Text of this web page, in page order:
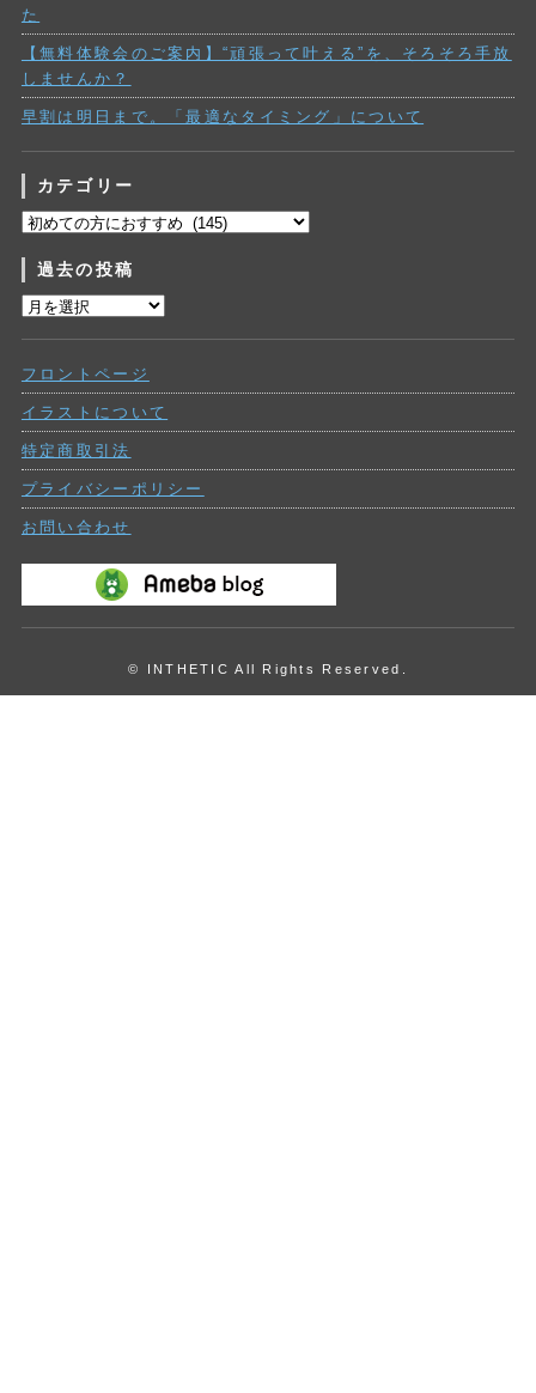
た
【無料体験会のご案内】“頑張って叶える”を、そろそろ手放
しませんか？
早割は明日まで。「最適なタイミング」について
カテゴリー
カ
ゴ
リ
ー
過去の投稿
過
投
稿
フロントページ
イラストについて
特定商取引法
プライバシーポリシー
お問い合わせ
© INTHETIC All Rights Reserved.